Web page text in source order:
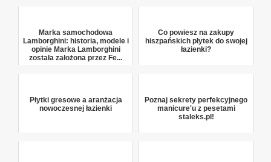
Marka samochodowa
Lamborghini: historia, modele i
opinie Marka Lamborghini
została założona przez Fe...
Co powiesz na zakupy
hiszpańskich płytek do swojej
łazienki?
Płytki gresowe a aranżacja
nowoczesnej łazienki
Poznaj sekrety perfekcyjnego
manicure'u z pesetami
staleks.pl!